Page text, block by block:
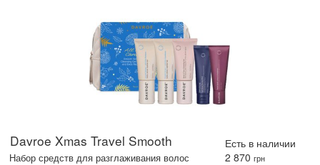
Davroe Xmas Travel Smooth
Набор средств для разглаживания волос
Есть в наличии
2 870 грн